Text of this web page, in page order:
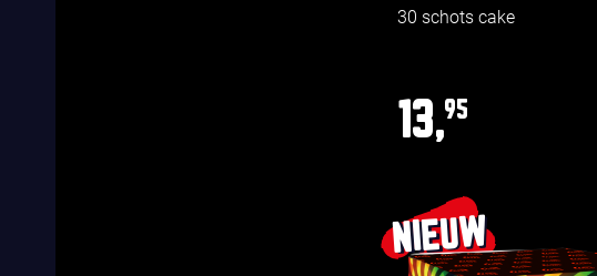
30 schots cake
13,95
NIEUW